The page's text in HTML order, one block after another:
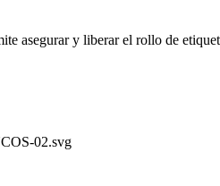
asegurar y liberar el rollo de